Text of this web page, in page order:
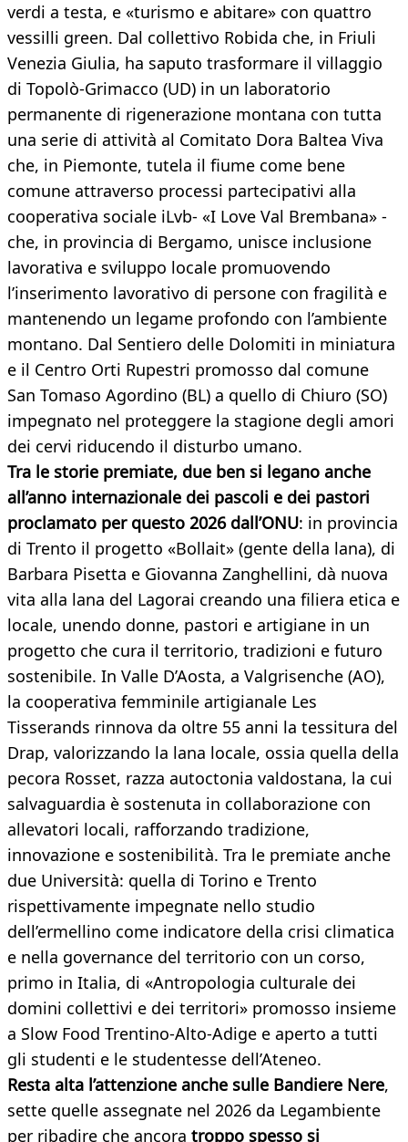
verdi a testa, e «turismo e abitare» con quattro
vessilli green. Dal collettivo Robida che, in Friuli
Venezia Giulia, ha saputo trasformare il villaggio
di Topolò-Grimacco (UD) in un laboratorio
permanente di rigenerazione montana con tutta
una serie di attività al Comitato Dora Baltea Viva
che, in Piemonte, tutela il fiume come bene
comune attraverso processi partecipativi alla
cooperativa sociale iLvb- «I Love Val Brembana» -
che, in provincia di Bergamo, unisce inclusione
lavorativa e sviluppo locale promuovendo
l’inserimento lavorativo di persone con fragilità e
mantenendo un legame profondo con l’ambiente
montano. Dal Sentiero delle Dolomiti in miniatura
e il Centro Orti Rupestri promosso dal comune
San Tomaso Agordino (BL) a quello di Chiuro (SO)
impegnato nel proteggere la stagione degli amori
dei cervi riducendo il disturbo umano.
Tra le storie premiate, due ben si legano anche
all’anno internazionale dei pascoli e dei pastori
proclamato per questo 2026 dall’ONU: in provincia
di Trento il progetto «Bollait» (gente della lana), di
Barbara Pisetta e Giovanna Zanghellini, dà nuova
vita alla lana del Lagorai creando una filiera etica e
locale, unendo donne, pastori e artigiane in un
progetto che cura il territorio, tradizioni e futuro
sostenibile. In Valle D’Aosta, a Valgrisenche (AO),
la cooperativa femminile artigianale Les
Tisserands rinnova da oltre 55 anni la tessitura del
Drap, valorizzando la lana locale, ossia quella della
pecora Rosset, razza autoctonia valdostana, la cui
salvaguardia è sostenuta in collaborazione con
allevatori locali, rafforzando tradizione,
innovazione e sostenibilità. Tra le premiate anche
due Università: quella di Torino e Trento
rispettivamente impegnate nello studio
dell’ermellino come indicatore della crisi climatica
e nella governance del territorio con un corso,
primo in Italia, di «Antropologia culturale dei
domini collettivi e dei territori» promosso insieme
a Slow Food Trentino-Alto-Adige e aperto a tutti
gli studenti e le studentesse dell’Ateneo.
Resta alta l’attenzione anche sulle Bandiere Nere,
sette quelle assegnate nel 2026 da Legambiente
per ribadire che ancora troppo spesso si